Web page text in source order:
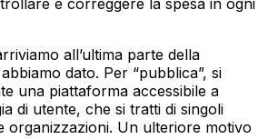
e correggere la spesa in ogni
all’ultima parte della
dato. Per “pubblica”, si
una piattaforma accessibile a
di utente, che si tratti di singoli
organizzazioni. Un ulteriore motivo